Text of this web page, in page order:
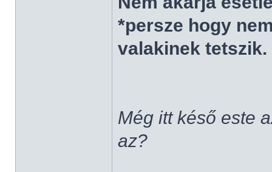
*persze hogy
valakinek tetszik.
Még itt késő este
az?